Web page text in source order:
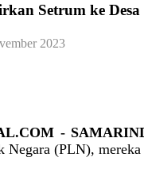
Setrum ke Desa
2023
-
Negara (PLN),